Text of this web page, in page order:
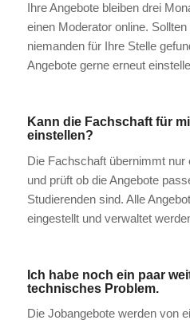
Ihre Angebote bleiben drei
einen Moderator online.
niemanden für Ihre Stelle
Angebote gerne erneut
Kann die Fachschaft für
einstellen?
Die Fachschaft übernimmt nur
und prüft ob die Angebote
Studierenden sind. Alle
eingestellt und verwaltet
Ich habe noch ein paar
technisches Problem.
Die Jobangebote werden von